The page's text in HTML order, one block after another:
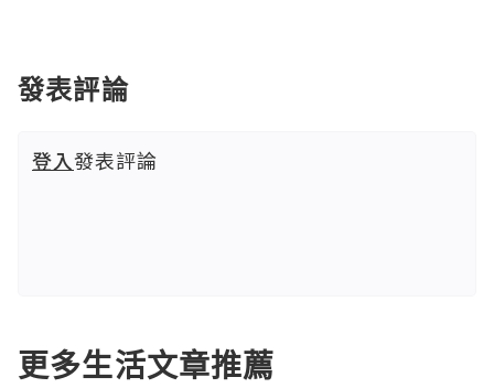
發表評論
登入發表評論
更多生活文章推薦